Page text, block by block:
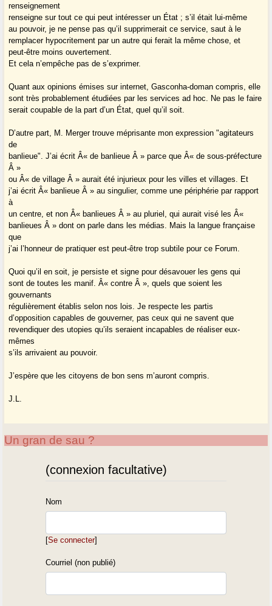
renseignement
renseigne sur tout ce qui peut intéresser un État ; s’il était lui-même
au pouvoir, je ne pense pas qu’il supprimerait ce service, saut à le
remplacer hypocritement par un autre qui ferait la même chose, et
peut-être moins ouvertement.
Et cela n’empêche pas de s’exprimer.
Quant aux opinions émises sur internet, Gasconha-doman compris, elle
sont très probablement étudiées par les services ad hoc. Ne pas le faire
serait coupable de la part d’un État, quel qu’il soit.
D’autre part, M. Merger trouve méprisante mon expression "agitateurs
de
banlieue". J’ai écrit Â« de banlieue Â » parce que Â« de sous-préfecture
Â »
ou Â« de village Â » aurait été injurieux pour les villes et villages. Et
j’ai écrit Â« banlieue Â » au singulier, comme une périphérie par rapport
à
un centre, et non Â« banlieues Â » au pluriel, qui aurait visé les Â«
banlieues Â » dont on parle dans les médias. Mais la langue française
que
j’ai l’honneur de pratiquer est peut-être trop subtile pour ce Forum.
Quoi qu’il en soit, je persiste et signe pour désavouer les gens qui
sont de toutes les manif. Â« contre Â », quels que soient les
gouvernants
régulièrement établis selon nos lois. Je respecte les partis
d’opposition capables de gouverner, pas ceux qui ne savent que
revendiquer des utopies qu’ils seraient incapables de réaliser eux-
mêmes
s’ils arrivaient au pouvoir.
J’espère que les citoyens de bon sens m’auront compris.
J.L.
Un gran de sau ?
(connexion facultative)
Nom
[Se connecter]
Courriel (non publié)